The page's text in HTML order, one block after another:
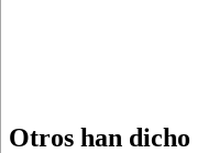
Otros han dicho